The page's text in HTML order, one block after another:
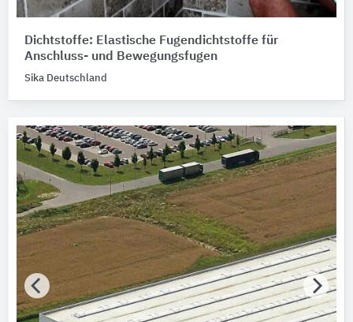
Dichtstoffe: Elastische Fugendichtstoffe für
Anschluss- und Bewegungsfugen
Sika Deutschland